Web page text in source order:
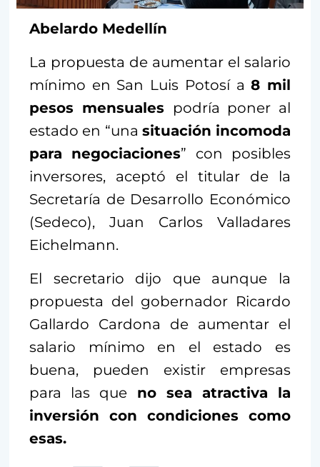
Abelardo Medellín
La propuesta de aumentar el salario
mínimo en San Luis Potosí a8 mil
pesos mensuales
podría poner al
estado en “una situación incomoda
para negociaciones” con posibles
inversores, aceptó el titular de la
Secretaría de Desarrollo Económico
(Sedeco), Juan Carlos Valladares
Eichelmann.
El secretario dijo que aunque la
propuesta del gobernador Ricardo
Gallardo Cardona de aumentar el
salario mínimo en el estado es
buena, pueden existir empresas
para las que no sea atractiva la
inversión con condiciones como
esas.